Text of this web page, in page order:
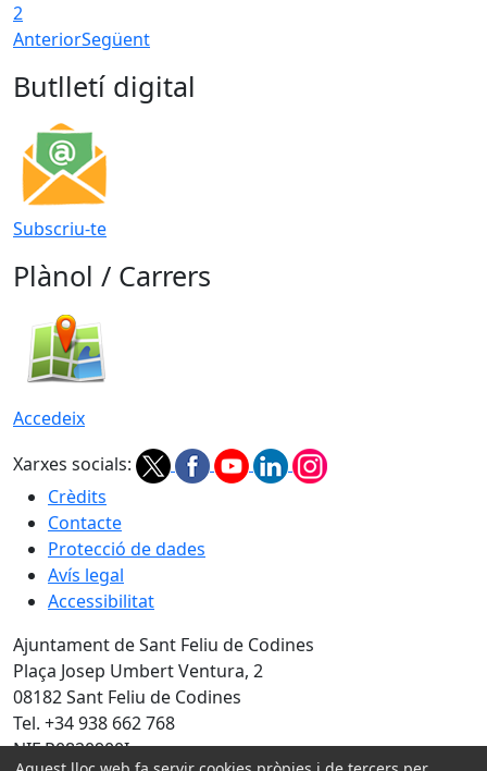
2
AnteriorSegüent
Butlletí digital
Subscriu-te
Plànol / Carrers
Accedeix
Xarxes socials:
Crèdits
Contacte
Protecció de dades
Avís legal
Accessibilitat
Ajuntament de Sant Feliu de Codines
Plaça Josep Umbert Ventura, 2
08182 Sant Feliu de Codines
Tel. +34 938 662 768
NIF P0820900I